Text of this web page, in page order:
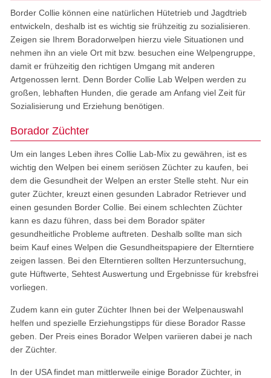
Border Collie können eine natürlichen Hütetrieb und Jagdtrieb
entwickeln, deshalb ist es wichtig sie frühzeitig zu sozialisieren.
Zeigen sie Ihrem Boradorwelpen hierzu viele Situationen und
nehmen ihn an viele Ort mit bzw. besuchen eine Welpengruppe,
damit er frühzeitig den richtigen Umgang mit anderen
Artgenossen lernt. Denn Border Collie Lab Welpen werden zu
großen, lebhaften Hunden, die gerade am Anfang viel Zeit für
Sozialisierung und Erziehung benötigen.
Borador Züchter
Um ein langes Leben ihres Collie Lab-Mix zu gewähren, ist es
wichtig den Welpen bei einem seriösen Züchter zu kaufen, bei
dem die Gesundheit der Welpen an erster Stelle steht. Nur ein
guter Züchter, kreuzt einen gesunden Labrador Retriever und
einen gesunden Border Collie. Bei einem schlechten Züchter
kann es dazu führen, dass bei dem Borador später
gesundheitliche Probleme auftreten. Deshalb sollte man sich
beim Kauf eines Welpen die Gesundheitspapiere der Elterntiere
zeigen lassen. Bei den Elterntieren sollten Herzuntersuchung,
gute Hüftwerte, Sehtest Auswertung und Ergebnisse für krebsfrei
vorliegen.
Zudem kann ein guter Züchter Ihnen bei der Welpenauswahl
helfen und spezielle Erziehungstipps für diese Borador Rasse
geben. Der Preis eines Borador Welpen variieren dabei je nach
der Züchter.
In der USA findet man mittlerweile einige Borador Züchter, in